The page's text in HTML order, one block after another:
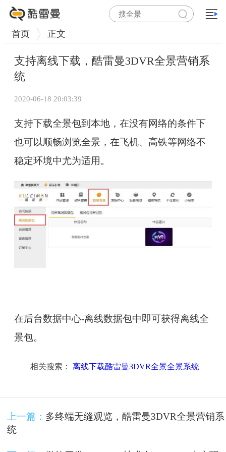
首页 正文
​支持离线下载，酷雷曼3DVR全景营销系
统
2020-06-18 20:03:39
支持下载全景包到本地，在没有网络的条件下
也可以顺畅浏览全景，在飞机、高铁等网络不
稳定环境中尤为适用。
在后台数据中心-离线数据包中即可获得离线全
景包。
相关搜索： 离线下载酷雷曼3DVR全景全景系统
上一篇： 多终端无缝观览，酷雷曼3DVR全景营销系
统